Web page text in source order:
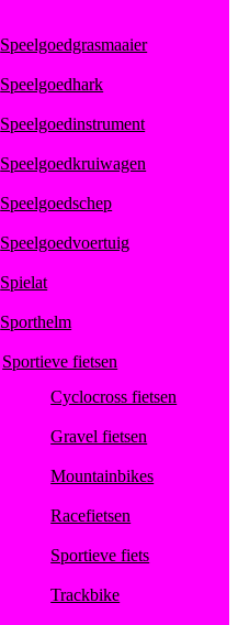
Speelgoedgrasmaaier
Speelgoedhark
Speelgoedinstrument
Speelgoedkruiwagen
Speelgoedschep
Speelgoedvoertuig
Spielat
Sporthelm
Sportieve fietsen
Cyclocross fietsen
Gravel fietsen
Mountainbikes
Racefietsen
Sportieve fiets
Trackbike